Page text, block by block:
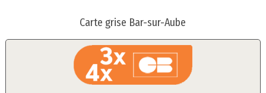
Carte grise Bar-sur-Aube